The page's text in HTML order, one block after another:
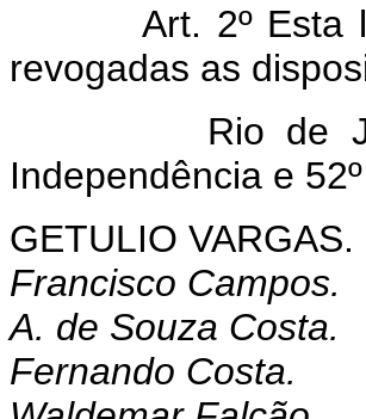
Art. 2º Esta
revogadas as
Rio de
Independência e
GETULIO VARGAS.
Francisco Campos.
A. de Souza Costa.
Fernando Costa.